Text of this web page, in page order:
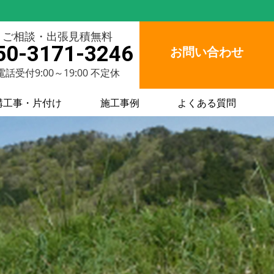
ご相談・出張見積無料
3171-3246
話受付9:00～19:00 不定休
お問い合わせ
工事・片付け 施工事例 よくある質問